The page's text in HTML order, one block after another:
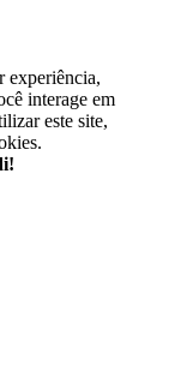
experiência,
interage em
este site,